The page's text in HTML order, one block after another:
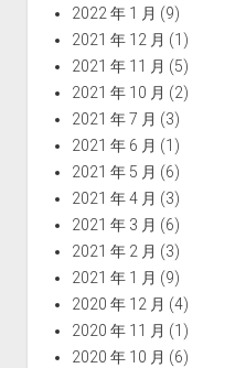
2022 年 1 月 (9)
2021 年 12 月 (1)
2021 年 11 月 (5)
2021 年 10 月 (2)
2021 年 7 月 (3)
2021 年 6 月 (1)
2021 年 5 月 (6)
2021 年 4 月 (3)
2021 年 3 月 (6)
2021 年 2 月 (3)
2021 年 1 月 (9)
2020 年 12 月 (4)
2020 年 11 月 (1)
2020 年 10 月 (6)